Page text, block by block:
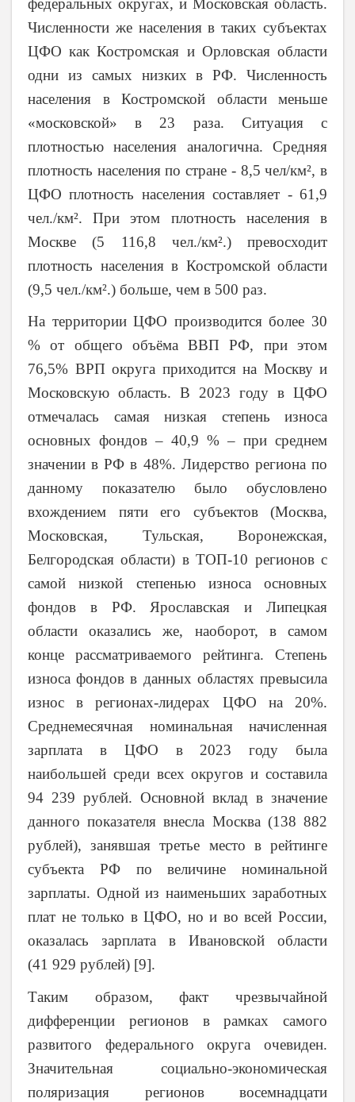
федеральных округах, и Московская область.
Численности же населения в таких субъектах
ЦФО как Костромская и Орловская области
одни из самых низких в РФ. Численность
населения в Костромской области меньше
«московской» в 23 раза. Ситуация с
плотностью населения аналогична. Средняя
плотность населения по стране - 8,5 чел/км², в
ЦФО плотность населения составляет - 61,9
чел./км². При этом плотность населения в
Москве (5 116,8 чел./км².) превосходит
плотность населения в Костромской области
(9,5 чел./км².) больше, чем в 500 раз.
На территории ЦФО производится более 30
% от общего объёма ВВП РФ, при этом
76,5% ВРП округа приходится на Москву и
Московскую область. В 2023 году в ЦФО
отмечалась самая низкая степень износа
основных фондов – 40,9 % – при среднем
значении в РФ в 48%. Лидерство региона по
данному показателю было обусловлено
вхождением пяти его субъектов (Москва,
Московская, Тульская, Воронежская,
Белгородская области) в ТОП-10 регионов с
самой низкой степенью износа основных
фондов в РФ. Ярославская и Липецкая
области оказались же, наоборот, в самом
конце рассматриваемого рейтинга. Степень
износа фондов в данных областях превысила
износ в регионах-лидерах ЦФО на 20%.
Среднемесячная номинальная начисленная
зарплата в ЦФО в 2023 году была
наибольшей среди всех округов и составила
94 239 рублей. Основной вклад в значение
данного показателя внесла Москва (138 882
рублей), занявшая третье место в рейтинге
субъекта РФ по величине номинальной
зарплаты. Одной из наименьших заработных
плат не только в ЦФО, но и во всей России,
оказалась зарплата в Ивановской области
(41 929 рублей) [9].
Таким образом, факт чрезвычайной
дифференции регионов в рамках самого
развитого федерального округа очевиден.
Значительная социально-экономическая
поляризация регионов восемнадцати